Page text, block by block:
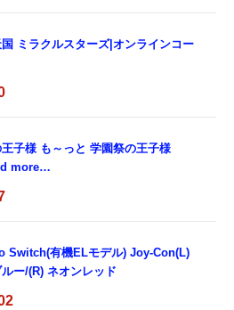
国 ミラクルスターズ|オンラインコー
子様 も～っと 学園祭の王子様
more…
Switch(有機ELモデル) Joy-Con(L)
ー/(R) ネオンレッド